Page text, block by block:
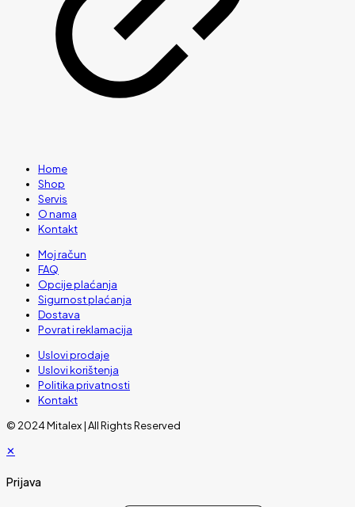
Home
Shop
Servis
O nama
Kontakt
Moj račun
FAQ
Opcije plaćanja
Sigurnost plaćanja
Dostava
Povrat i reklamacija
Uslovi prodaje
Uslovi korištenja
Politika privatnosti
Kontakt
© 2024 Mitalex | All Rights Reserved
✕
Prijava